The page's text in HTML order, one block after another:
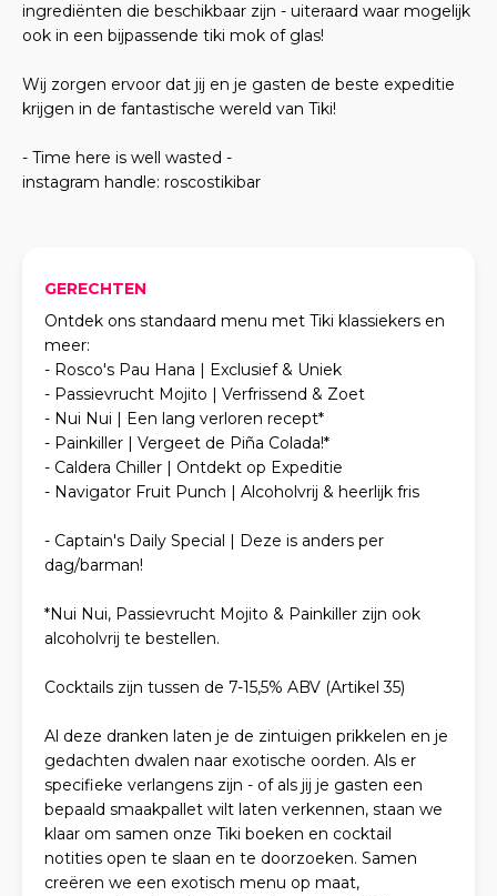
ingrediënten die beschikbaar zijn - uiteraard waar mogelijk
ook in een bijpassende tiki mok of glas!
Wij zorgen ervoor dat jij en je gasten de beste expeditie
krijgen in de fantastische wereld van Tiki!
- Time here is well wasted -
instagram handle: roscostikibar
GERECHTEN
Ontdek ons standaard menu met Tiki klassiekers en
meer:
- Rosco's Pau Hana | Exclusief & Uniek
- Passievrucht Mojito | Verfrissend & Zoet
- Nui Nui | Een lang verloren recept*
- Painkiller | Vergeet de Piña Colada!*
- Caldera Chiller | Ontdekt op Expeditie
- Navigator Fruit Punch | Alcoholvrij & heerlijk fris
- Captain's Daily Special | Deze is anders per
dag/barman!
*Nui Nui, Passievrucht Mojito & Painkiller zijn ook
alcoholvrij te bestellen.
Cocktails zijn tussen de 7-15,5% ABV (Artikel 35)
Al deze dranken laten je de zintuigen prikkelen en je
gedachten dwalen naar exotische oorden. Als er
specifieke verlangens zijn - of als jij je gasten een
bepaald smaakpallet wilt laten verkennen, staan we
klaar om samen onze Tiki boeken en cocktail
notities open te slaan en te doorzoeken. Samen
creëren we een exotisch menu op maat,